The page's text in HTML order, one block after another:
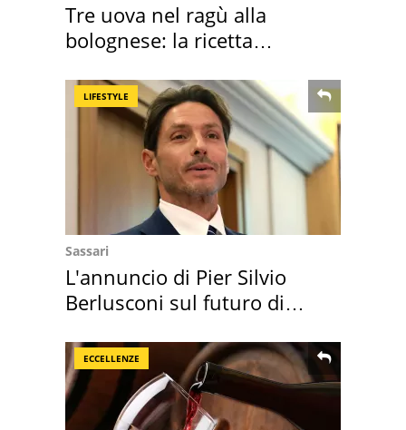
Tre uova nel ragù alla
bolognese: la ricetta
LIFESTYLE
Sassari
L'annuncio di Pier Silvio
Berlusconi sul futuro di
ECCELLENZE